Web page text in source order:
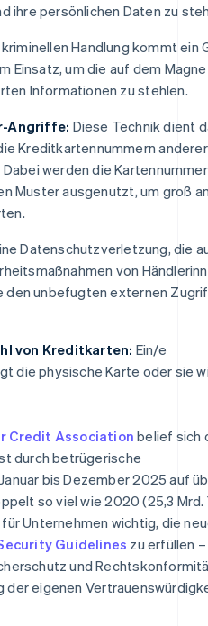
ihre persönlichen Daten zu
Handlung kommt ein
Einsatz, um die auf dem
Informationen zu stehlen.
Angriffe: Diese Technik dient
Kreditkartennummern anderer
werden die
Muster ausgenutzt, um groß
Datenschutzverletzung, die
von
den unbefugten externen
von Kreditkarten: Ein/e
die physische Karte oder sie
Credit Association belief sich
durch betrügerische
bis Dezember 2025 auf
so viel wie 2020 (25,3 Mrd.
Unternehmen wichtig, die
Guidelines zu erfüllen
und
der eigenen